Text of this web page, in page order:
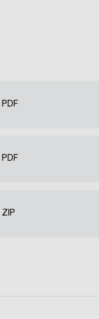
PDF
PDF
ZIP